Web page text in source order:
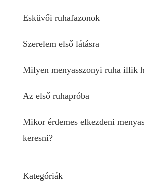
Esküvői ruhafazonok
Szerelem első látásra
Milyen menyasszonyi ruha illik
Az első ruhapróba
Mikor érdemes elkezdeni
keresni?
Kategóriák